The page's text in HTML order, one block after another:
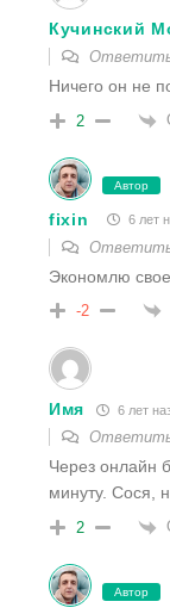
Кучинский
Ничего он не
2
Автор
fixin 6 лет
Экономлю
-2
Имя 6 лет
Через онлайн
минуту. Сося,
2
Автор